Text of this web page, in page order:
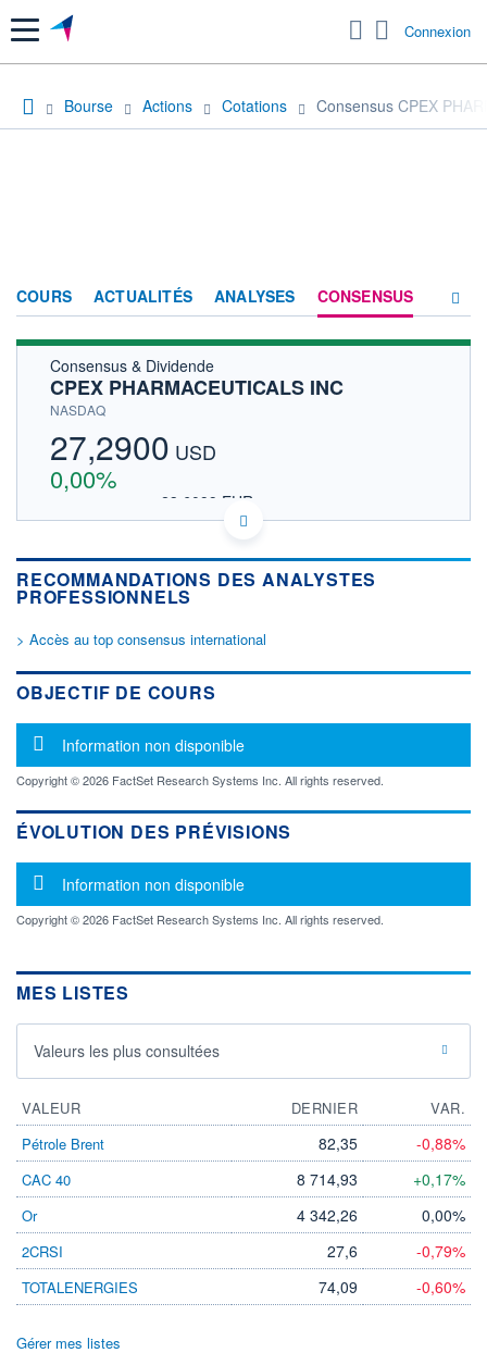
Menu Connexion
Bourse Actions Cotations Consensus CPEX
COURS ACTUALITÉS ANALYSES CONSENSUS
Consensus & Dividende
CPEX PHARMACEUTICALS INC
NASDAQ
27,2900 USD
0,00%
23,6099 EUR
DONNÉES TEMPS DIFFÉRÉ
Politique d'exécution
Cotation sur les autres places
OUVERTURE CLÔTURE VEILLE
0,0000
0
VALORISATION
LIMITE À LA
BAISSE
0,0000
LIMITE À LA
HAUSSE
0,0000
RENDEMENT
ESTIMÉ 2026
- -
05.05.11 / 16:16:08
Non éligible
Boursobank
RECOMMANDATIONS DES ANALYSTES
PROFESSIONNELS
> Accès au top consensus international
OBJECTIF DE COURS
Message d'information
Information non disponible
Copyright © 2026 FactSet Research Systems Inc. All rights reserved.
ÉVOLUTION DES PRÉVISIONS
Message d'information
Information non disponible
Copyright © 2026 FactSet Research Systems Inc. All rights reserved.
MES LISTES
Valeurs les plus consultées
VALEUR DERNIER
VAR.
Pétrole Brent
82,35 -0,88%
CAC 40 8 714,93 +0,17%
Or 4 342,26 0,00%
2CRSI 27,6 -0,79%
TOTALENERGIES 74,09 -0,60%
Gérer mes listes